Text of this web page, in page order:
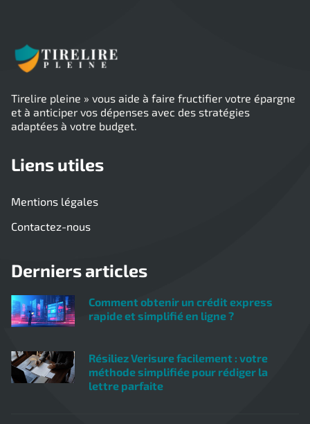
Tirelire pleine » vous aide à faire fructifier votre épargne
et à anticiper vos dépenses avec des stratégies
adaptées à votre budget.
Liens utiles
Mentions légales
Contactez-nous
Derniers articles
Comment obtenir un crédit express
rapide et simplifié en ligne ?
Résiliez Verisure facilement : votre
méthode simplifiée pour rédiger la
lettre parfaite